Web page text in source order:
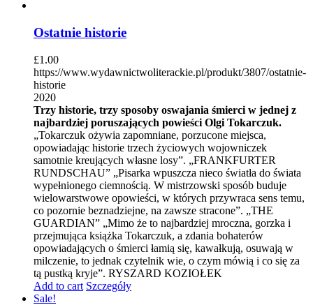
Ostatnie historie
£1.00
https://www.wydawnictwoliterackie.pl/produkt/3807/ostatnie-
historie
2020
Trzy historie, trzy sposoby oswajania śmierci w jednej z
najbardziej poruszających powieści Olgi Tokarczuk.
„Tokarczuk ożywia zapomniane, porzucone miejsca,
opowiadając historie trzech życiowych wojowniczek
samotnie kreujących własne losy”. „FRANKFURTER
RUNDSCHAU” „Pisarka wpuszcza nieco światła do świata
wypełnionego ciemnością. W mistrzowski sposób buduje
wielowarstwowe opowieści, w których przywraca sens temu,
co pozornie beznadziejne, na zawsze stracone”. „THE
GUARDIAN” „Mimo że to najbardziej mroczna, gorzka i
przejmująca książka Tokarczuk, a zdania bohaterów
opowiadających o śmierci łamią się, kawałkują, osuwają w
milczenie, to jednak czytelnik wie, o czym mówią i co się za
tą pustką kryje”. RYSZARD KOZIOŁEK
Add to cart Szczegóły
Sale!